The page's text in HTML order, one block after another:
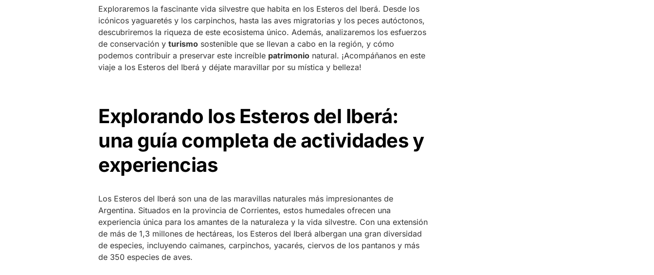
Exploraremos la fascinante vida silvestre que habita en los Esteros del Iberá. Desde los
icónicos yaguaretés y los carpinchos, hasta las aves migratorias y los peces autóctonos,
descubriremos la riqueza de este ecosistema único. Además, analizaremos los esfuerzos
de conservación y turismo sostenible que se llevan a cabo en la región, y cómo
podemos contribuir a preservar este increíble patrimonio natural. ¡Acompáñanos en este
viaje a los Esteros del Iberá y déjate maravillar por su mística y belleza!
Explorando los Esteros del Iberá:
una guía completa de actividades y
experiencias
Los Esteros del Iberá son una de las maravillas naturales más impresionantes de
Argentina. Situados en la provincia de Corrientes, estos humedales ofrecen una
experiencia única para los amantes de la naturaleza y la vida silvestre. Con una extensión
de más de 1,3 millones de hectáreas, los Esteros del Iberá albergan una gran diversidad
de especies, incluyendo caimanes, carpinchos, yacarés, ciervos de los pantanos y más
de 350 especies de aves.